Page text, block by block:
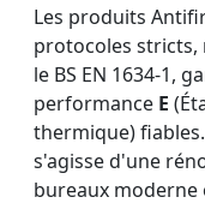
Les produits
protocoles stricts,
le BS EN 1634-1,
performance E
thermique)
s'agisse d'une
bureaux